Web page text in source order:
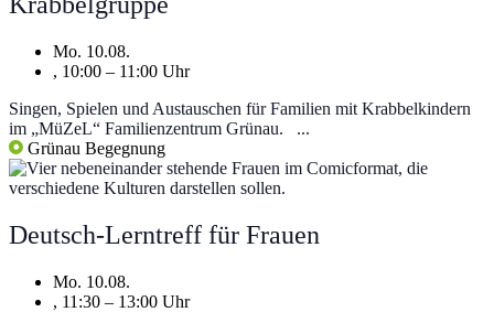
Mo. 10.08.
, 10:00 – 11:00 Uhr
Singen, Spielen und Austauschen für Familien mit Krabbelkindern
im „MüZeL“ Familienzentrum Grünau. ...
GrünauBegegnung
Deutsch-Lerntreff für Frauen
Mo. 10.08.
, 11:30 – 13:00 Uhr